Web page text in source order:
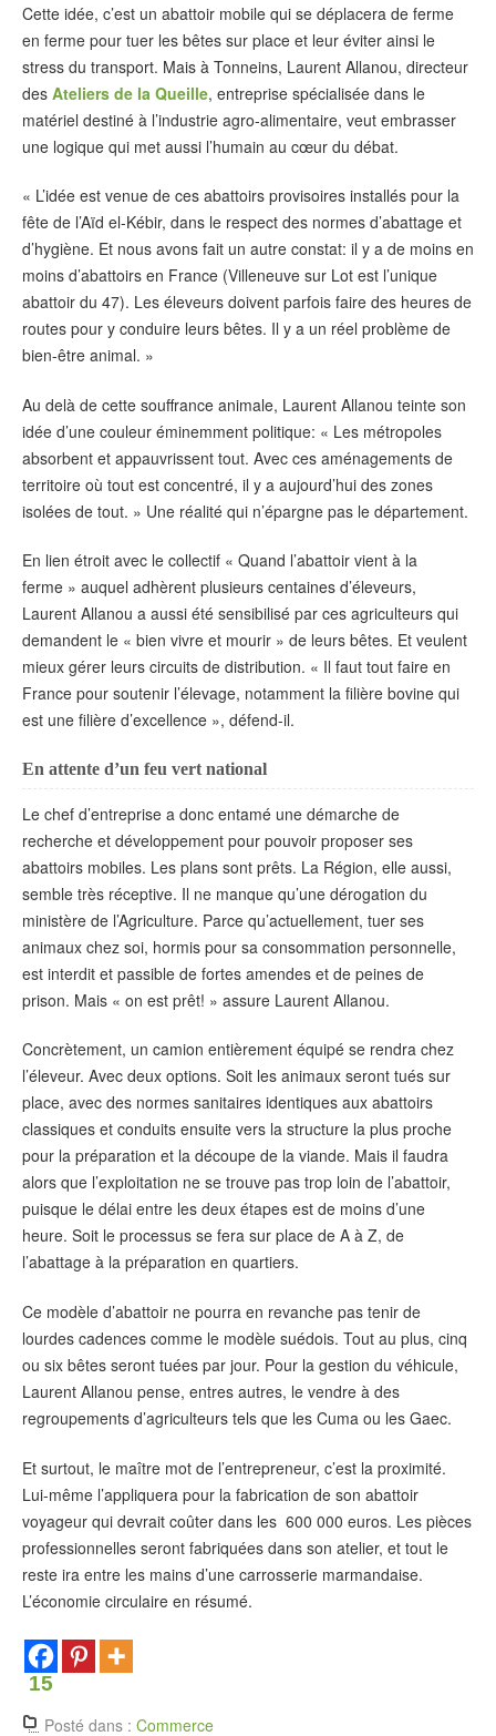
Cette idée, c’est un abattoir mobile qui se déplacera de ferme
en ferme pour tuer les bêtes sur place et leur éviter ainsi le
stress du transport. Mais à Tonneins, Laurent Allanou, directeur
des Ateliers de la Queille, entreprise spécialisée dans le
matériel destiné à l’industrie agro-alimentaire, veut embrasser
une logique qui met aussi l’humain au cœur du débat.
« L’idée est venue de ces abattoirs provisoires installés pour la
fête de l’Aïd el-Kébir, dans le respect des normes d’abattage et
d’hygiène. Et nous avons fait un autre constat: il y a de moins en
moins d’abattoirs en France (Villeneuve sur Lot est l’unique
abattoir du 47). Les éleveurs doivent parfois faire des heures de
routes pour y conduire leurs bêtes. Il y a un réel problème de
bien-être animal. »
Au delà de cette souffrance animale, Laurent Allanou teinte son
idée d’une couleur éminemment politique: « Les métropoles
absorbent et appauvrissent tout. Avec ces aménagements de
territoire où tout est concentré, il y a aujourd’hui des zones
isolées de tout. » Une réalité qui n’épargne pas le département.
En lien étroit avec le collectif « Quand l’abattoir vient à la
ferme » auquel adhèrent plusieurs centaines d’éleveurs,
Laurent Allanou a aussi été sensibilisé par ces agriculteurs qui
demandent le « bien vivre et mourir » de leurs bêtes. Et veulent
mieux gérer leurs circuits de distribution. « Il faut tout faire en
France pour soutenir l’élevage, notamment la filière bovine qui
est une filière d’excellence », défend-il.
En attente d’un feu vert national
Le chef d’entreprise a donc entamé une démarche de
recherche et développement pour pouvoir proposer ses
abattoirs mobiles. Les plans sont prêts. La Région, elle aussi,
semble très réceptive. Il ne manque qu’une dérogation du
ministère de l’Agriculture. Parce qu’actuellement, tuer ses
animaux chez soi, hormis pour sa consommation personnelle,
est interdit et passible de fortes amendes et de peines de
prison. Mais « on est prêt! » assure Laurent Allanou.
Concrètement, un camion entièrement équipé se rendra chez
l’éleveur. Avec deux options. Soit les animaux seront tués sur
place, avec des normes sanitaires identiques aux abattoirs
classiques et conduits ensuite vers la structure la plus proche
pour la préparation et la découpe de la viande. Mais il faudra
alors que l’exploitation ne se trouve pas trop loin de l’abattoir,
puisque le délai entre les deux étapes est de moins d’une
heure. Soit le processus se fera sur place de A à Z, de
l’abattage à la préparation en quartiers.
Ce modèle d’abattoir ne pourra en revanche pas tenir de
lourdes cadences comme le modèle suédois. Tout au plus, cinq
ou six bêtes seront tuées par jour. Pour la gestion du véhicule,
Laurent Allanou pense, entres autres, le vendre à des
regroupements d’agriculteurs tels que les Cuma ou les Gaec.
Et surtout, le maître mot de l’entrepreneur, c’est la proximité.
Lui-même l’appliquera pour la fabrication de son abattoir
voyageur qui devrait coûter dans les 600 000 euros. Les pièces
professionnelles seront fabriquées dans son atelier, et tout le
reste ira entre les mains d’une carrosserie marmandaise.
L’économie circulaire en résumé.
15
Posté dans : Commerce